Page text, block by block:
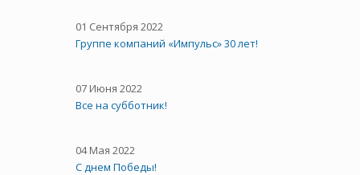
01 Сентября 2022
Группе компаний «Импульс» 30 лет!
07 Июня 2022
Все на субботник!
04 Мая 2022
С днем Победы!